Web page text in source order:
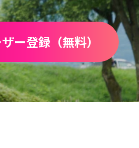
ー登録（無料）